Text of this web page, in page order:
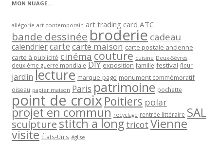
MON NUAGE…
allégorie art contemporain art trading card ATC
bande dessinée broderie cadeau
calendriercartecarte maison carte postale ancienne
carte à publicité cinéma couture cuisine Deux-Sèvres
deuxième guerre mondiale DIY exposition famille festival fleur
jardin lecture marque-page monument commémoratif
oiseau papier maison Paris patrimoine pochette
point de croixPoitiers polar
projet en commun recyclage rentrée littéraire SAL
sculpturestitch a long tricot Vienne
visite États-Unis église